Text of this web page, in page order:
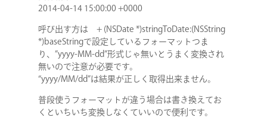
2014-04-14 15:00:00 +0000
呼び出す方は + (NSDate *)stringToDate:(NSString
*)baseStringで設定しているフォーマットつま
り、”yyyy-MM-dd”形式じゃ無いとうまく変換され
無いので注意が必要です。
“yyyy/MM/dd”は結果が正しく取得出来ません。
普段使うフォーマットが違う場合は書き換えてお
くといちいち変換しなくていいので便利です。